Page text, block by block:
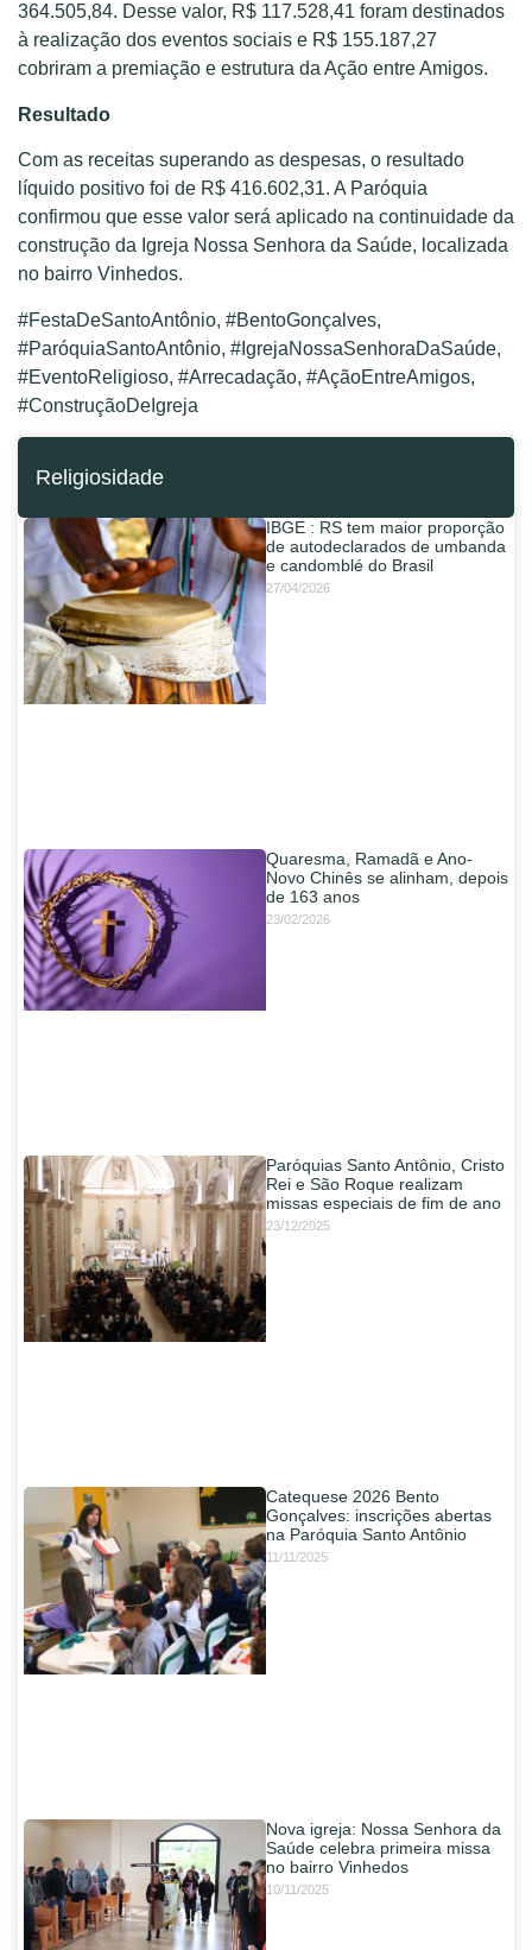
364.505,84. Desse valor, R$ 117.528,41 foram destinados
à realização dos eventos sociais e R$ 155.187,27
cobriram a premiação e estrutura da Ação entre Amigos.
Resultado
Com as receitas superando as despesas, o resultado
líquido positivo foi de R$ 416.602,31. A Paróquia
confirmou que esse valor será aplicado na continuidade da
construção da Igreja Nossa Senhora da Saúde, localizada
no bairro Vinhedos.
#FestaDeSantoAntônio, #BentoGonçalves,
#ParóquiaSantoAntônio, #IgrejaNossaSenhoraDaSaúde,
#EventoReligioso, #Arrecadação, #AçãoEntreAmigos,
#ConstruçãoDeIgreja
Religiosidade
IBGE : RS tem maior proporção
de autodeclarados de umbanda
e candomblé do Brasil
27/04/2026
Quaresma, Ramadã e Ano-
Novo Chinês se alinham, depois
de 163 anos
23/02/2026
Paróquias Santo Antônio, Cristo
Rei e São Roque realizam
missas especiais de fim de ano
23/12/2025
Catequese 2026 Bento
Gonçalves: inscrições abertas
na Paróquia Santo Antônio
11/11/2025
Nova igreja: Nossa Senhora da
Saúde celebra primeira missa
no bairro Vinhedos
10/11/2025